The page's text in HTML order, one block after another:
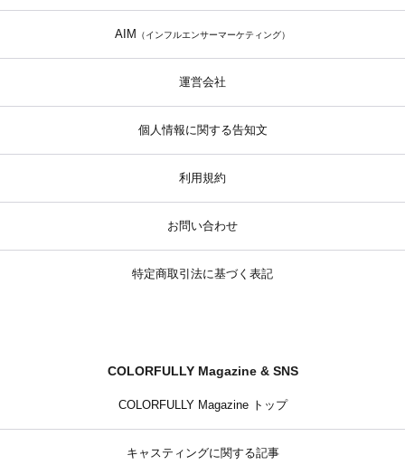
AIM （インフルエンサーマーケティング）
運営会社
個人情報に関する告知文
利用規約
お問い合わせ
特定商取引法に基づく表記
COLORFULLY Magazine & SNS
COLORFULLY Magazine トップ
キャスティングに関する記事